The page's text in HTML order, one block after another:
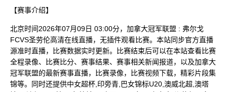
【赛事介绍】
北京时间2026年07月09日 03:00分，加拿大冠军联盟 : 弗尔戈
FCVS圣劳伦高清在线直播，无插件观看比赛。本站同步官方直播
源准时直播，比赛数据实时更新。比赛结束后可以在本站查看比赛
全程录像、比赛比分、赛事结果、赛事相关新闻报道，以及加拿大
冠军联盟的最新赛事直播，比赛录像，比赛视频下载，精彩片段集
锦等。同时还提供中女超杯,印旁青,巴女锦标U20,澳威北超,澳塔